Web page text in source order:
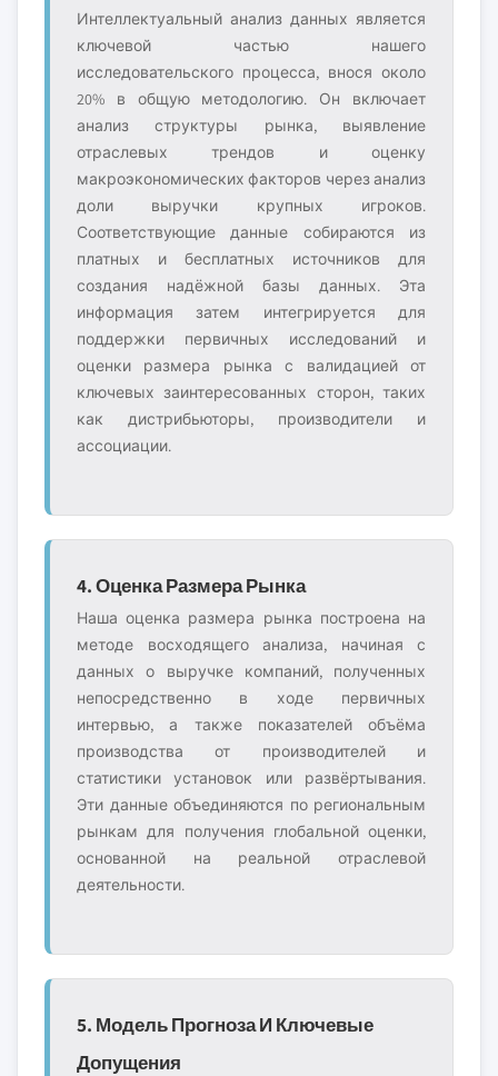
Интеллектуальный анализ данных является
ключевой частью нашего
исследовательского процесса, внося около
20% в общую методологию. Он включает
анализ структуры рынка, выявление
отраслевых трендов и оценку
макроэкономических факторов через анализ
доли выручки крупных игроков.
Соответствующие данные собираются из
платных и бесплатных источников для
создания надёжной базы данных. Эта
информация затем интегрируется для
поддержки первичных исследований и
оценки размера рынка с валидацией от
ключевых заинтересованных сторон, таких
как дистрибьюторы, производители и
ассоциации.
4. Оценка Размера Рынка
Наша оценка размера рынка построена на
методе восходящего анализа, начиная с
данных о выручке компаний, полученных
непосредственно в ходе первичных
интервью, а также показателей объёма
производства от производителей и
статистики установок или развёртывания.
Эти данные объединяются по региональным
рынкам для получения глобальной оценки,
основанной на реальной отраслевой
деятельности.
5. Модель Прогноза И Ключевые
Допущения